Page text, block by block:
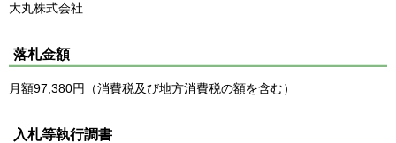
大丸株式会社
落札金額
月額97,380円（消費税及び地方消費税の額を含む）
入札等執行調書